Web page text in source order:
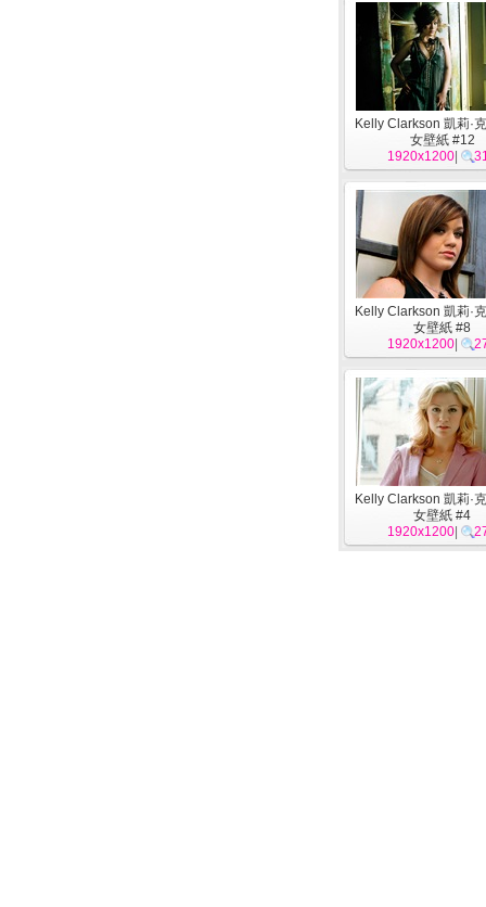
Kelly Clarkson 凱莉·
女壁紙 #12
1920x1200
Kelly Clarkson 凱莉·
女壁紙 #8
1920x1200
Kelly Clarkson 凱莉·
女壁紙 #4
1920x1200